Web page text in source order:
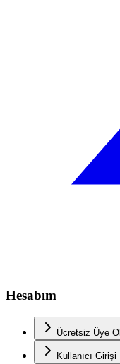
Hesabım
Ücretsiz Üye Ol
Kullanıcı Girişi